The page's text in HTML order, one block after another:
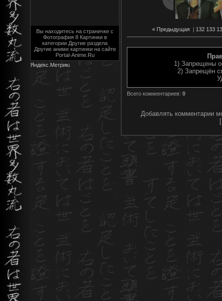
Вы находитесь на страничке с
Фотография 8 Картинки в
категории Другие раздела
Другие аниме картинки на сайте
Portal-Anime.Ru
« Предыдущая 132 133
1) Запрещены
2) Запрещён
Всего комментариев: 0
Добавлять комментарии